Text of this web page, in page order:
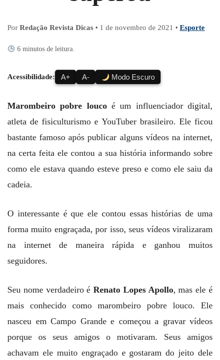
Por Redação Revista Dicas • 1 de novembro de 2021 • Esporte
6 minutos de leitura.
Acessibilidade: A+ A- Modo Escuro
Marombeiro pobre loucoé um influenciador digital,
atleta de fisiculturismo e YouTuber brasileiro. Ele ficou
bastante famoso após publicar alguns vídeos na internet,
na certa feita ele contou a sua história informando sobre
como ele estava quando esteve preso e como ele saiu da
cadeia.
O interessante é que ele contou essas histórias de uma
forma muito engraçada, por isso, seus vídeos viralizaram
na internet de maneira rápida e ganhou muitos
seguidores.
Seu nome verdadeiro éRenato Lopes Apollo, mas ele é
mais conhecido como marombeiro pobre louco. Ele
nasceu em Campo Grande e começou a gravar vídeos
porque os seus amigos o motivaram. Seus amigos
achavam ele muito engraçado e gostaram do jeito dele